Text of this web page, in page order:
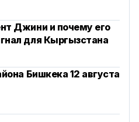
Джини и почему его
для Кыргызстана
Бишкека 12 августа